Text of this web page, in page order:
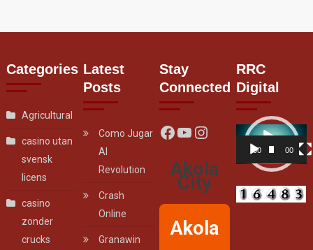
Categories
Agricultural
casino utan
svensk
licens
casino
zonder
crucks
Latest
Posts
Como Jugar
Al
Revolution
Crash
Online
Granawin
Stay
Connected
Facebook
YouTube
Instagram
Akola
City
Akola
RRC
Digital
Video
Player00:00 00:07